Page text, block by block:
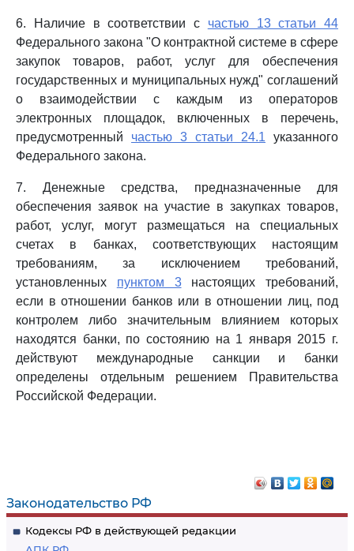
Законодательство РФ
Кодексы РФ в действующей редакции
6. Наличие в соответствии с частью 13 статьи 44
Федерального закона "О контрактной системе в сфере
закупок товаров, работ, услуг для обеспечения
государственных и муниципальных нужд" соглашений
о взаимодействии с каждым из операторов
электронных площадок, включенных в перечень,
предусмотренный частью 3 статьи 24.1 указанного
Федерального закона.
7. Денежные средства, предназначенные для
обеспечения заявок на участие в закупках товаров,
работ, услуг, могут размещаться на специальных
счетах в банках, соответствующих настоящим
требованиям, за исключением требований,
установленных пунктом 3настоящих требований,
если в отношении банков или в отношении лиц, под
контролем либо значительным влиянием которых
находятся банки, по состоянию на 1 января 2015 г.
действуют международные санкции и банки
определены отдельным решением Правительства
Российской Федерации.